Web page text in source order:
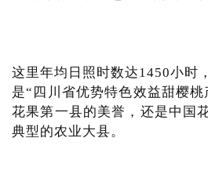
这里年均日照时数达1450小时
是“四川省优势特色效益甜樱
花果第一县的美誉，还是中国
典型的农业大县。